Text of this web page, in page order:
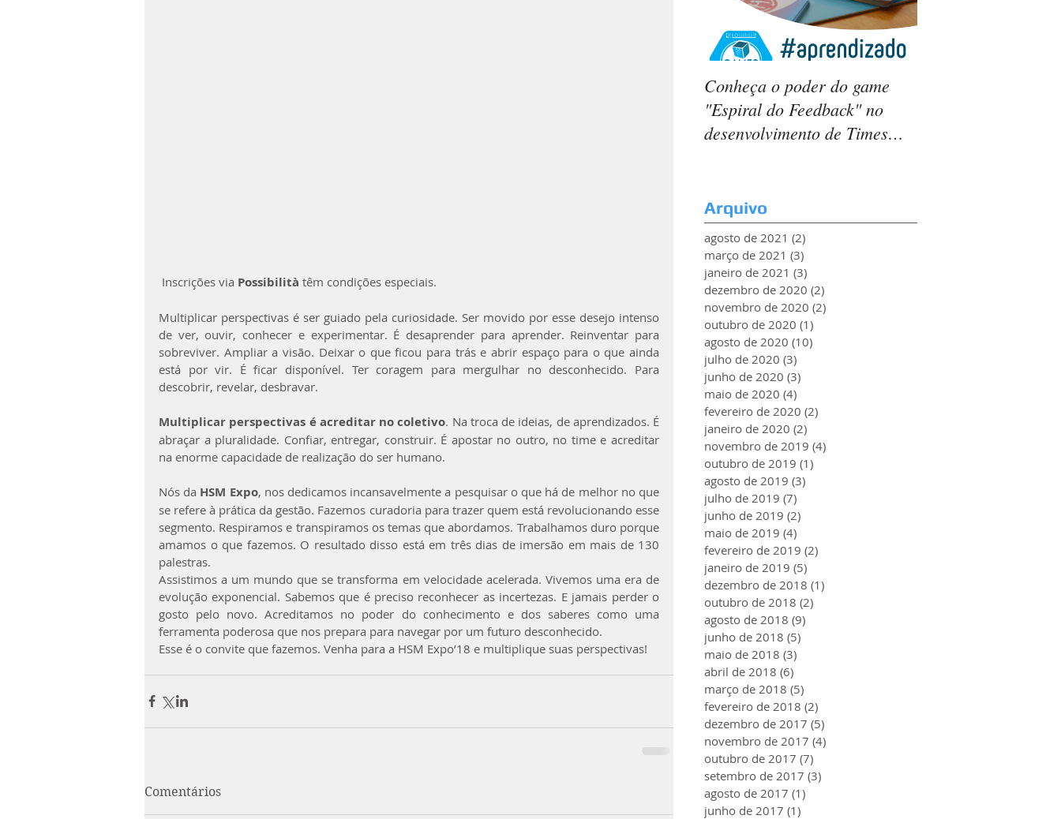
Inscrições via Possibilità têm condições especiais.
Multiplicar perspectivas é ser guiado pela curiosidade. Ser movido por esse desejo intenso
de ver, ouvir, conhecer e experimentar. É desaprender para aprender. Reinventar para
sobreviver. Ampliar a visão. Deixar o que ficou para trás e abrir espaço para o que ainda
está por vir. É ficar disponível. Ter coragem para mergulhar no desconhecido. Para
descobrir, revelar, desbravar.
Multiplicar perspectivas é acreditar no coletivo. Na troca de ideias, de aprendizados. É
abraçar a pluralidade. Confiar, entregar, construir. É apostar no outro, no time e acreditar
na enorme capacidade de realização do ser humano.
Nós da HSM Expo, nos dedicamos incansavelmente a pesquisar o que há de melhor no que
se refere à prática da gestão. Fazemos curadoria para trazer quem está revolucionando esse
segmento. Respiramos e transpiramos os temas que abordamos. Trabalhamos duro porque
amamos o que fazemos. O resultado disso está em três dias de imersão em mais de 130
palestras.
Assistimos a um mundo que se transforma em velocidade acelerada. Vivemos uma era de
evolução exponencial. Sabemos que é preciso reconhecer as incertezas. E jamais perder o
gosto pelo novo. Acreditamos no poder do conhecimento e dos saberes como uma
ferramenta poderosa que nos prepara para navegar por um futuro desconhecido.
Esse é o convite que fazemos. Venha para a HSM Expo’18 e multiplique suas perspectivas!
Comentários
Conheça o poder do game
"Espiral do Feedback" no
desenvolvimento de Times
Arquivo
agosto de 2021 (2)
março de 2021 (3)
janeiro de 2021 (3)
dezembro de 2020 (2)
novembro de 2020 (2)
outubro de 2020 (1)
agosto de 2020 (10)
julho de 2020 (3)
junho de 2020 (3)
maio de 2020 (4)
fevereiro de 2020 (2)
janeiro de 2020 (2)
novembro de 2019 (4)
outubro de 2019 (1)
agosto de 2019 (3)
julho de 2019 (7)
junho de 2019 (2)
maio de 2019 (4)
fevereiro de 2019 (2)
janeiro de 2019 (5)
dezembro de 2018 (1)
outubro de 2018 (2)
agosto de 2018 (9)
junho de 2018 (5)
maio de 2018 (3)
abril de 2018 (6)
março de 2018 (5)
fevereiro de 2018 (2)
dezembro de 2017 (5)
novembro de 2017 (4)
outubro de 2017 (7)
setembro de 2017 (3)
agosto de 2017 (1)
junho de 2017 (1)